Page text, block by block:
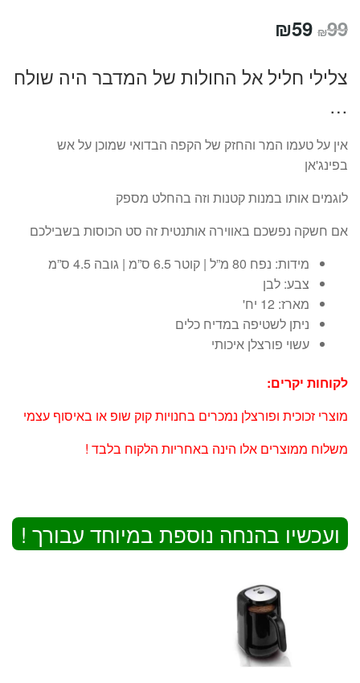
₪99 המחיר
היה:
₪59
הוא:
צלילי חליל אל החולות של המדבר היה שולח
…
אין על טעמו המר והחזק של הקפה הבדואי שמוכן על אש
בפינג'אן
לוגמים אותו במנות קטנות וזה בהחלט מספק
אם חשקה נפשכם באווירה אותנטית זה סט הכוסות בשבילכם
מידות: נפח 80 מ”ל | קוטר 6.5 ס”מ | גובה 4.5 ס”מ
צבע: לבן
מארז: 12 יח'
ניתן לשטיפה במדיח כלים
עשוי פורצלן איכותי
לקוחות יקרים:
מוצרי זכוכית ופורצלן נמכרים בחנויות קוק שופ או באיסוף עצמי
משלוח ממוצרים אלו הינה באחריות הלקוח בלבד !
ועכשיו בהנחה נוספת במיוחד עבורך !